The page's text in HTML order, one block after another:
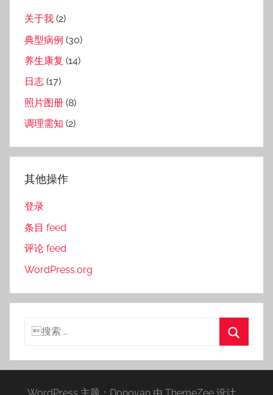
关于我 (2)
典型病例 (30)
养生康复 (14)
日志 (17)
照片图册 (8)
调理需知 (2)
其他操作
登录
条目 feed
评论 feed
WordPress.org
搜
索
WordPress 主题：Donovan 由 ThemeZee 设计。